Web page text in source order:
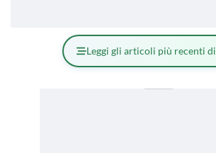
Leggi gli articoli più recenti di